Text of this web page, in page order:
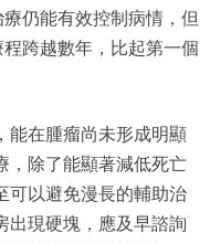
仍能有效控制病情，但
跨越數年，比起第一個
能在腫瘤尚未形成明顯
，除了能顯著減低死亡
可以避免漫長的輔助治
出現硬塊，應及早諮詢